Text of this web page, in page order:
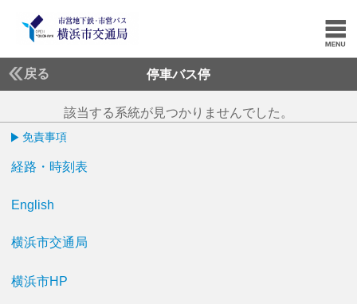
戻る 停車バス停
該当する系統が見つかりませんでした。
免責事項
経路・時刻表
English
横浜市交通局
横浜市HP